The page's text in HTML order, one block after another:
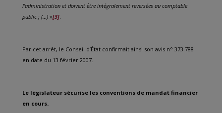
l’administration et doivent être intégralement reversées au comptable
public ; (…)»[3].
Par cet arrêt, le Conseil d’État confirmait ainsi son avis n° 373.788
en date du 13 février 2007.
Le législateur sécurise les conventions de mandat financier
en cours.